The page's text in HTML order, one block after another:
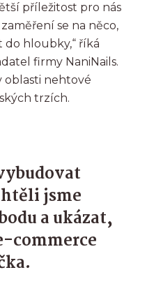
příležitost pro nás
se na něco,
hloubky,“ říká
firmy NaniNails.
oblasti nehtové
trzích.
jsme
a ukázat,
commerce